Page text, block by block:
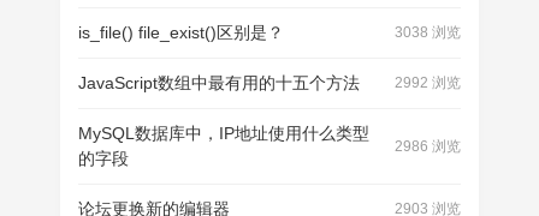
is_file() file_exist()区别是？ 3038 浏览
JavaScript数组中最有用的十五个方法 2992 浏览
MySQL数据库中，IP地址使用什么类型
的字段
2986 浏览
论坛更换新的编辑器 2903 浏览